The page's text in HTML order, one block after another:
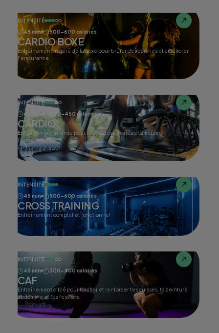
INTENSITÉ
45 min
500-600 calories
CARDIO BOXE
Entraînement inspiré de la boxe pour brûler des calories et améliorer
l'endurance.
Tester ce cours
INTENSITÉ
45 min
400-450 calories
CARDIO
Entraînement intense pour brûler des calories et améliorer
l'endurance.
Tester ce cours
INTENSITÉ
45 min
500-600 calories
CROSS TRAINING
Entraînement complet et fonctionnel
Tester ce cours
INTENSITÉ
45 min
300-400 calories
CAF
Entraînement ciblé pour tonifier et renforcer tes cuisses, ta ceinture
abdomine et tes fessiers.
Tester ce cours